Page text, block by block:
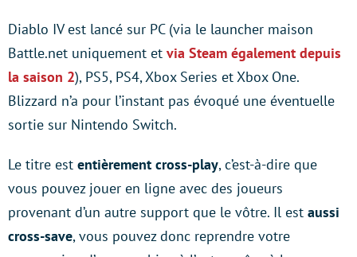
Diablo IV est lancé sur PC (via le launcher maison
Battle.net uniquement et via Steam également depuis
la saison 2), PS5, PS4, Xbox Series et Xbox One.
Blizzard n’a pour l’instant pas évoqué une éventuelle
sortie sur Nintendo Switch.
Le titre est entièrement cross-play, c’est-à-dire que
vous pouvez jouer en ligne avec des joueurs
provenant d’un autre support que le vôtre. Il est aussi
cross-save, vous pouvez donc reprendre votre